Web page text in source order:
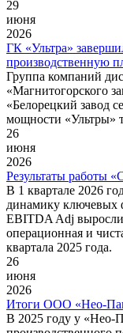
29
июня
2026
ГК «Ультра»
производственную
Группа компаний
«Магнитогорского
«Белорецкий завод
мощности «Ультры»
26
июня
2026
Результаты работы
В 1 квартале 2026
динамику ключевых
EBITDA Adj выросли
операционная и
квартала 2025 года.
26
июня
2026
Итоги ООО «Нео-
В 2025 году у «Нео-